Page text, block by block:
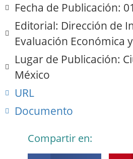
Fecha de Publicación:
Editorial: Dirección de
Evaluación Económica
Lugar de Publicación:
México
URL
Documento
Compartir en: